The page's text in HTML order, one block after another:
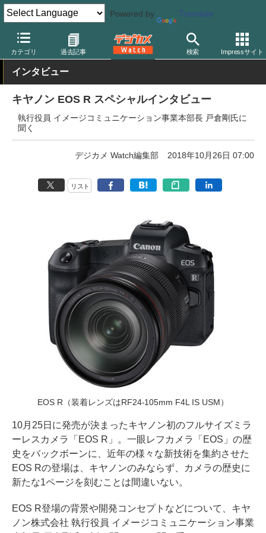
Powered by Translate
カテゴリ 過去記事 検索 Impressサイト
デジカメ Watch カメラ ミラーレスカメラ キヤノン
インタビュー
キヤノン EOS R スペシャルインタビュー
執行役員 イメージコミュニケーション事業本部長 戸倉剛氏に
聞く
デジカメ Watch編集部 2018年10月26日 07:00
リスト
EOS R（装着レンズはRF24-105mm F4L IS USM）
10月25日に発売が決まったキヤノン初のフルサイズミラ
ーレスカメラ「EOS R」。一眼レフカメラ「EOS」の歴
史をバックボーンに、近年の様々な新技術を集約させた
EOS Rの登場は、キヤノンのみならず、カメラの歴史に
新たな1ページを刻むことは間違いない。
EOS R登場の背景や開発コンセプトなどについて、キヤ
ノン株式会社 執行役員 イメージコミュニケーション事業